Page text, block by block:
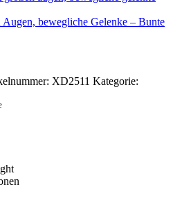
bewegliche Gelenke – Bunte
XD2511 Kategorie: